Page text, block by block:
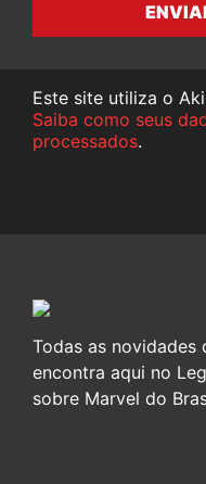
Este site utiliza o
Saiba como seus
processados.
Todas as novidades
encontra aqui no
sobre Marvel do